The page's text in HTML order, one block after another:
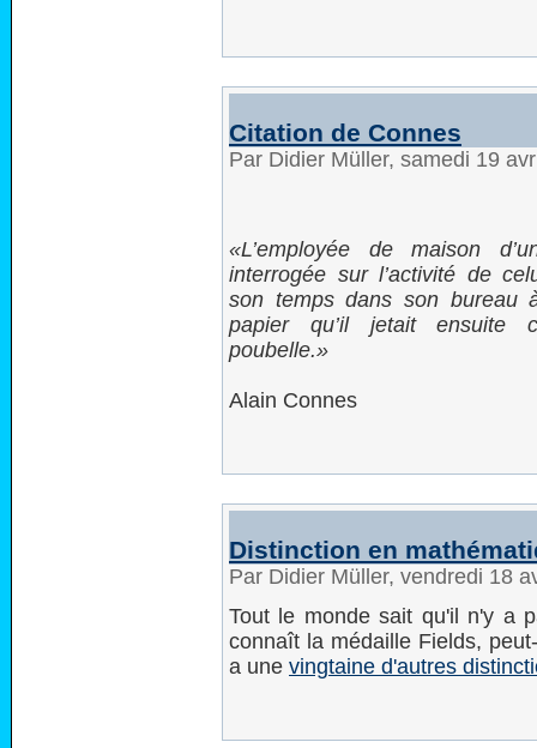
Citation de Connes
Par Didier Müller, samedi 19
L’employée de maison
interrogée sur l’activité de
son temps dans son bureau
papier qu’il jetait ensuite
poubelle.
Alain Connes
Distinction en
Par Didier Müller, vendredi 18
Tout le monde sait qu'il n'y a
connaît la médaille Fields,
a une vingtaine d'autres